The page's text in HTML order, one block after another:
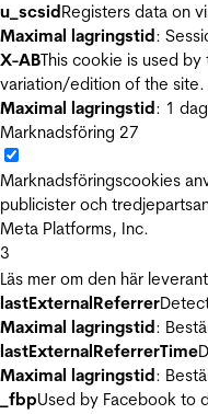
u_scsidRegisters data on
Maximal lagringstid:
X-ABThis cookie is used
variation/edition of the site.
Maximal lagringstid: 1 dag
Marknadsföring 27
Marknadsföringscookies
publicister och
Meta Platforms, Inc.
3
Läs mer om den här
lastExternalReferrer
Maximal lagringstid:
lastExternalReferrerTime
Maximal lagringstid:
_fbpUsed by Facebook to